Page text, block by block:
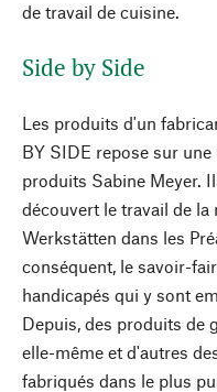
de travail de cuisine.
Side by Side
Les produits d'un
BY SIDE repose sur
produits Sabine Meyer.
découvert le travail de la
Werkstätten dans les
conséquent, le savoir-
handicapés qui y sont
Depuis, des produits de
elle-même et d'autres
fabriqués dans le plus